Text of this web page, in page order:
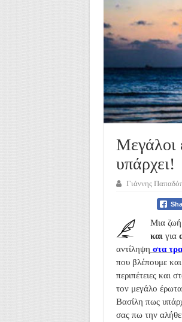
Μεγάλοι
υπάρχει!
Γιάννης
Μια ζωή
και για
αντίληψη στα
που βλέπουμε
περιπέτειες και
τον μεγάλο
Βασίλη πως
σας πω την